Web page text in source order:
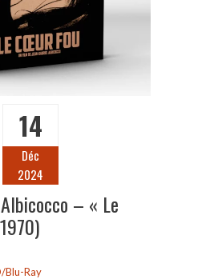
14
Déc
2024
– « Le
Blu-Ray